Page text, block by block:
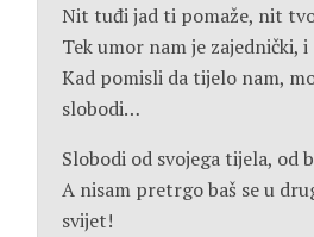
Nit tuđi jad ti pomaže, nit
Tek umor nam je zajednički, i
Kad pomisli da tijelo nam,
slobodi…
Slobodi od svojega tijela, od
A nisam pretrgo baš se u
svijet!